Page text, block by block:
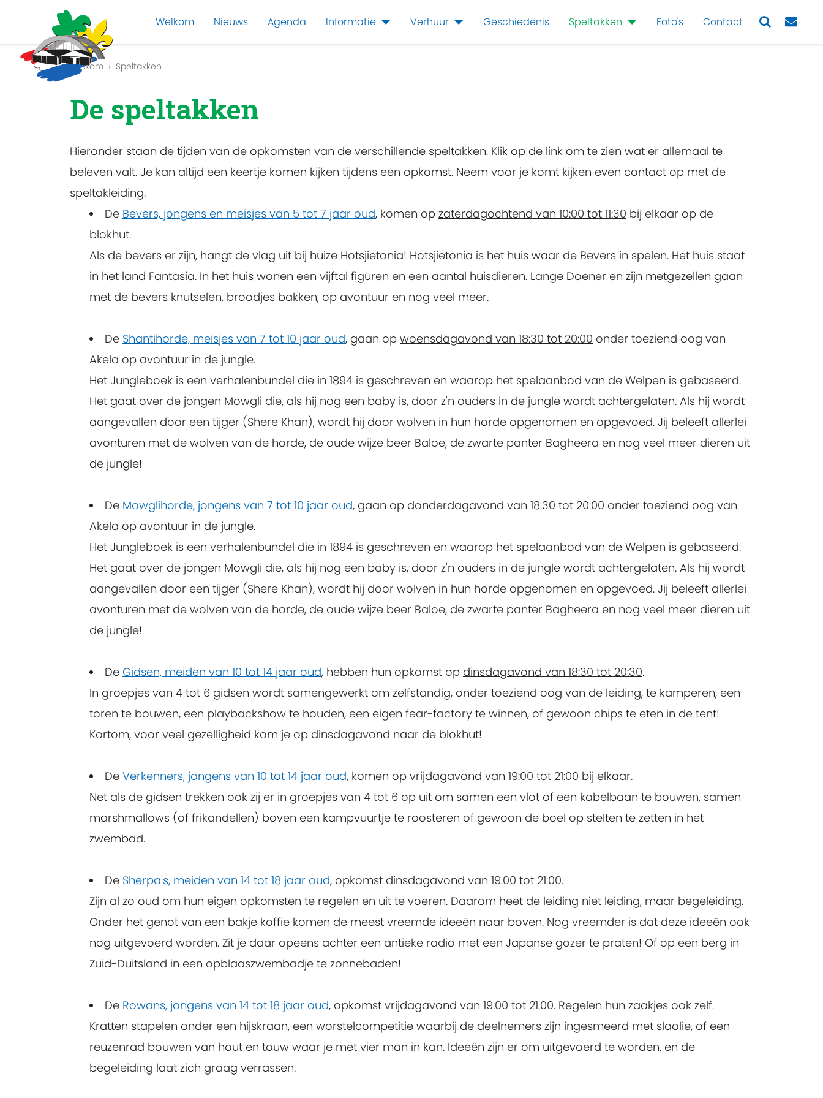
Welkom Nieuws Agenda Informatie Verhuur Geschiedenis Speltakken Foto's Contact
Previous
Welkom Speltakken
De speltakken
Hieronder staan de tijden van de opkomsten van de verschillende speltakken. Klik op de link om te zien wat er allemaal te
beleven valt. Je kan altijd een keertje komen kijken tijdens een opkomst. Neem voor je komt kijken even contact op met de
speltakleiding.
De Bevers, jongens en meisjes van 5 tot 7 jaar oud, komen op zaterdagochtend van 10:00 tot 11:30 bij elkaar op de
blokhut.
Als de bevers er zijn, hangt de vlag uit bij huize Hotsjietonia! Hotsjietonia is het huis waar de Bevers in spelen. Het huis staat
in het land Fantasia. In het huis wonen een vijftal figuren en een aantal huisdieren. Lange Doener en zijn metgezellen gaan
met de bevers knutselen, broodjes bakken, op avontuur en nog veel meer.
De Shantihorde, meisjes van 7 tot 10 jaar oud, gaan op woensdagavond van 18:30 tot 20:00 onder toeziend oog van
Akela op avontuur in de jungle.
Het Jungleboek is een verhalenbundel die in 1894 is geschreven en waarop het spelaanbod van de Welpen is gebaseerd.
Het gaat over de jongen Mowgli die, als hij nog een baby is, door z'n ouders in de jungle wordt achtergelaten. Als hij wordt
aangevallen door een tijger (Shere Khan), wordt hij door wolven in hun horde opgenomen en opgevoed. Jij beleeft allerlei
avonturen met de wolven van de horde, de oude wijze beer Baloe, de zwarte panter Bagheera en nog veel meer dieren uit
de jungle!
De Mowglihorde, jongens van 7 tot 10 jaar oud, gaan op donderdagavond van 18:30 tot 20:00 onder toeziend oog van
Akela op avontuur in de jungle.
Het Jungleboek is een verhalenbundel die in 1894 is geschreven en waarop het spelaanbod van de Welpen is gebaseerd.
Het gaat over de jongen Mowgli die, als hij nog een baby is, door z'n ouders in de jungle wordt achtergelaten. Als hij wordt
aangevallen door een tijger (Shere Khan), wordt hij door wolven in hun horde opgenomen en opgevoed. Jij beleeft allerlei
avonturen met de wolven van de horde, de oude wijze beer Baloe, de zwarte panter Bagheera en nog veel meer dieren uit
de jungle!
De Gidsen, meiden van 10 tot 14 jaar oud, hebben hun opkomst op dinsdagavond van 18:30 tot 20:30.
In groepjes van 4 tot 6 gidsen wordt samengewerkt om zelfstandig, onder toeziend oog van de leiding, te kamperen, een
toren te bouwen, een playbackshow te houden, een eigen fear-factory te winnen, of gewoon chips te eten in de tent!
Kortom, voor veel gezelligheid kom je op dinsdagavond naar de blokhut!
De Verkenners, jongens van 10 tot 14 jaar oud, komen op vrijdagavond van 19:00 tot 21:00 bij elkaar.
Net als de gidsen trekken ook zij er in groepjes van 4 tot 6 op uit om samen een vlot of een kabelbaan te bouwen, samen
marshmallows (of frikandellen) boven een kampvuurtje te roosteren of gewoon de boel op stelten te zetten in het
zwembad.
De Sherpa's, meiden van 14 tot 18 jaar oud, opkomst dinsdagavond van 19:00 tot 21:00.
Zijn al zo oud om hun eigen opkomsten te regelen en uit te voeren. Daarom heet de leiding niet leiding, maar begeleiding.
Onder het genot van een bakje koffie komen de meest vreemde ideeën naar boven. Nog vreemder is dat deze ideeën ook
nog uitgevoerd worden. Zit je daar opeens achter een antieke radio met een Japanse gozer te praten! Of op een berg in
Zuid-Duitsland in een opblaaszwembadje te zonnebaden!
De Rowans, jongens van 14 tot 18 jaar oud, opkomst vrijdagavond van 19:00 tot 21.00. Regelen hun zaakjes ook zelf.
Kratten stapelen onder een hijskraan, een worstelcompetitie waarbij de deelnemers zijn ingesmeerd met slaolie, of een
reuzenrad bouwen van hout en touw waar je met vier man in kan. Ideeën zijn er om uitgevoerd te worden, en de
begeleiding laat zich graag verrassen.